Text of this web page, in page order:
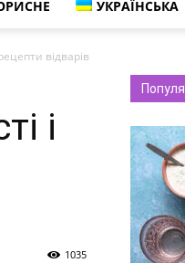
УКРАЇНСЬКА
відварів
і
1035